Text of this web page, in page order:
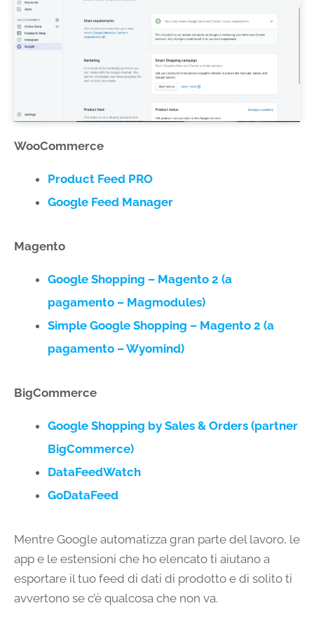
WooCommerce
Product Feed PRO
Google Feed Manager
Magento
Google Shopping – Magento 2 (a
pagamento – Magmodules)
Simple Google Shopping – Magento 2 (a
pagamento – Wyomind)
BigCommerce
Google Shopping by Sales & Orders (partner
BigCommerce)
DataFeedWatch
GoDataFeed
Mentre Google automatizza gran parte del lavoro, le
app e le estensioni che ho elencato ti aiutano a
esportare il tuo feed di dati di prodotto e di solito ti
avvertono se c’è qualcosa che non va.